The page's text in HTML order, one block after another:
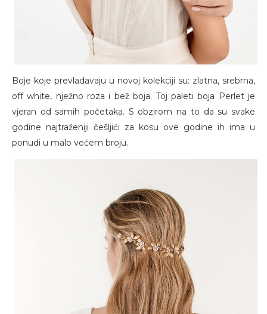
Boje koje prevladavaju u novoj kolekciji su: zlatna, srebrna,
off white, nježno roza i bež boja. Toj paleti boja Perlet je
vjeran od samih početaka. S obzirom na to da su svake
godine najtraženiji češljići za kosu ove godine ih ima u
ponudi u malo većem broju.